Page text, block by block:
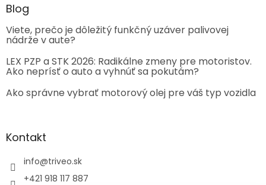
Blog
Viete, prečo je dôležitý funkčný uzáver palivovej
nádrže v aute?
LEX PZP a STK 2026: Radikálne zmeny pre motoristov.
Ako neprísť o auto a vyhnúť sa pokutám?
Ako správne vybrať motorový olej pre váš typ vozidla
Kontakt
info@triveo.sk
+421 918 117 887